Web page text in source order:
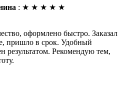
: ★ ★ ★ ★ ★
оформлено быстро. Заказал
пришло в срок. Удобный
результатом. Рекомендую тем,